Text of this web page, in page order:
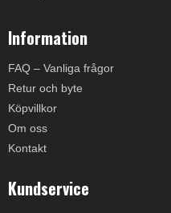
Information
FAQ – Vanliga frågor
Retur och byte
Köpvillkor
Om oss
Kontakt
Kundservice